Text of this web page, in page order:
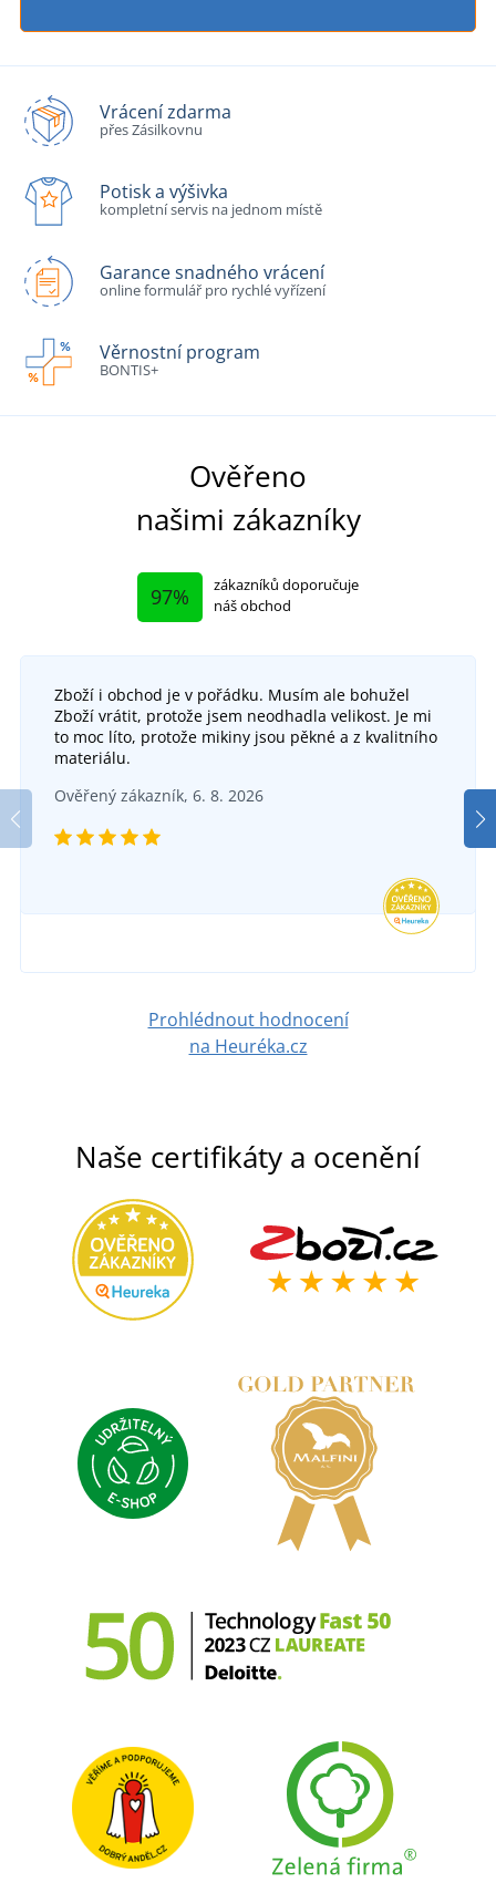
Vrácení zdarma
přes Zásilkovnu
Potisk a výšivka
kompletní servis na jednom místě
Garance snadného vrácení
online formulář pro rychlé vyřízení
Věrnostní program
BONTIS+
Ověřeno
našimi zákazníky
97%
zákazníků doporučuje
náš obchod
Zboží i obchod je v pořádku. Musím ale bohužel
Zboží vrátit, protože jsem neodhadla velikost. Je mi
to moc líto, protože mikiny jsou pěkné a z kvalitního
materiálu.
Ověřený zákazník, 6. 8. 2026
Prohlédnout hodnocení
na Heuréka.cz
Naše certifikáty a ocenění